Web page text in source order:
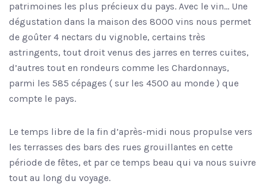
patrimoines les plus précieux du pays. Avec le vin… Une
dégustation dans la maison des 8000 vins nous permet
de goûter 4 nectars du vignoble, certains très
astringents, tout droit venus des jarres en terres cuites,
d’autres tout en rondeurs comme les Chardonnays,
parmi les 585 cépages ( sur les 4500 au monde ) que
compte le pays.
Le temps libre de la fin d’après-midi nous propulse vers
les terrasses des bars des rues grouillantes en cette
période de fêtes, et par ce temps beau qui va nous suivre
tout au long du voyage.